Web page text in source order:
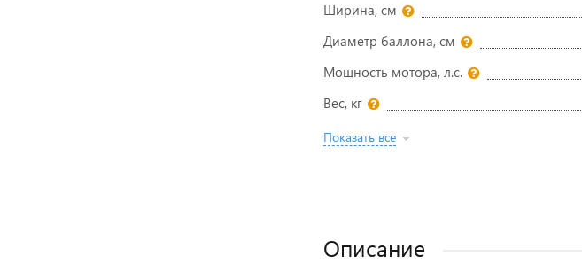
Ширина, см
Диаметр баллона, см
Мощность мотора, л.с.
Вес, кг
Показать все
Описание